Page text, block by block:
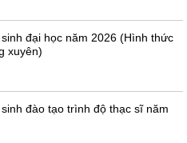
đại học năm 2026 (Hình thức
xuyên)
đào tạo trình độ thạc sĩ năm